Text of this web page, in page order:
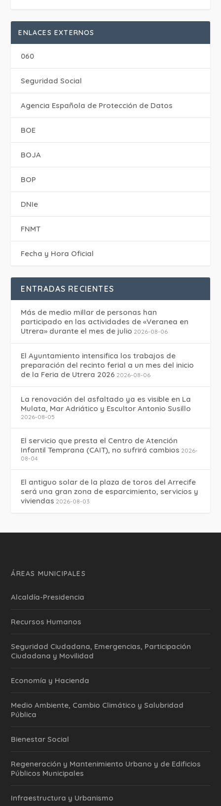
ENLACES EXTERNOS
060
Seguridad Social
Agencia Española de Protección de Datos
BOE
BOJA
BOP
DNIe
FNMT
Fecha y Hora Oficial
ENTRADAS RECIENTES
Más de medio millar de personas han
participado en las actividades de «Veranea en
Utrera» durante el mes de julio 2026-08-06
El Ayuntamiento intensifica los trabajos de
preparación del recinto ferial a un mes del inicio
de la Feria de Utrera 2026 2026-08-06
La renovación del asfaltado ya es visible en La
Mulata, Mar Adriático y Escultor Antonio Susillo
2026-08-05
El servicio que presta el Centro de Atención
Infantil Temprana (CAIT), no sufrirá cambios 2026-
08-04
El antiguo solar de la plaza de toros del Arrecife
será una gran zona de esparcimiento, servicios y
viviendas 2026-08-03
ÁREAS MUNICIPALES
Alcaldía-Presidencia
Recursos Humanos
Seguridad Ciudadana, Emergencias, Participación
Ciudadana y Movilidad
Economía y Hacienda
Medio Ambiente, Cambio Climático y Salubridad
Pública
Bienestar Social
Regeneración y Mantenimiento Urbano y de Edificios
Públicos Municipales
Infraestructura y Urbanismo